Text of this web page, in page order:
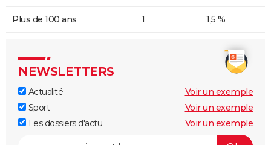
Plus de 100 ans 1 1,5 %
NEWSLETTERS
Actualité
Voir un exemple
Sport
Voir un exemple
Les dossiers d'actu
Voir un exemple